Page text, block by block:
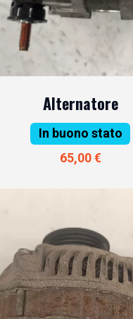
Alternatore
In buono stato
65,00 €